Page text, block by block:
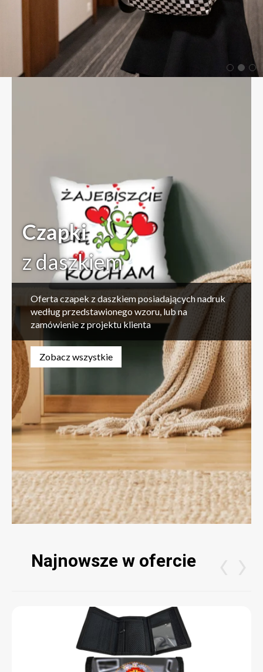
Czapki
z daszkiem
Oferta czapek z daszkiem posiadających nadruk
według przedstawionego wzoru, lub na
zamówienie z projektu klienta
Zobacz wszystkie
Najnowsze w ofercie